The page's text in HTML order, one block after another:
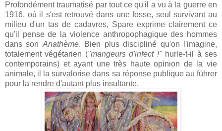
Profondément traumatisé par tout ce qu'il a vu à la guerre en
1916, où il s'est retrouvé dans une fosse, seul survivant au
milieu d'un tas de cadavres, Spare exprime clairement ce
qu'il pense de la violence anthropophagique des hommes
dans son Anathème. Bien plus discipliné qu'on l'imagine,
totalement végétarien ("mangeurs d'infect !"hurle-t-il à ses
contemporains) et ayant une très haute opinion de la vie
animale, il la survalorise dans sa réponse publique au führer
pour la rendre d'autant plus insultante.